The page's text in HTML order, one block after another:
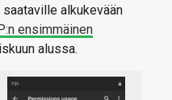
alkukevään
ensimmäinen
alussa.